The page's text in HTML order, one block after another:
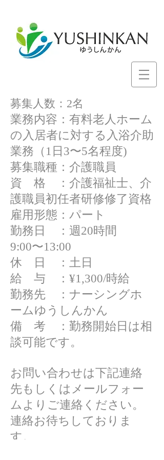
募集人数：2名
業務内容：有料老人ホーム
の入居者に対する入浴介助
業務（1日3〜5名程度)
募集職種：介護職員
資 格 ：介護福祉士、介
護職員初任者研修修了資格
雇用形態：パート
勤務日 ：週20時間
9:00〜13:00
休 日 ：土日
給 与 ：¥1,300/時給
勤務先 ：ナーシングホ
ームゆうしんかん
備 考 ：勤務開始日は相
談可能です。
お問い合わせは下記連絡
先もしくはメールフォー
ムよりご連絡ください。
連絡お待ちしておりま
す。